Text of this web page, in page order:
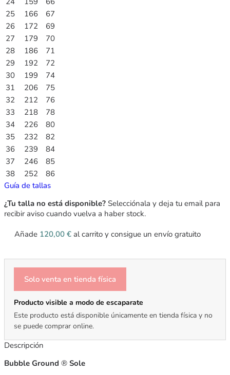
25
166
67
26
172
69
27
179
70
28
186
71
29
192
72
30
199
74
31
206
75
32
212
76
33
218
78
34
226
80
35
232
82
36
239
84
37
246
85
38
252
86
Guía de tallas
¿Tu talla no está disponible? Selecciónala y deja tu email para
recibir aviso cuando vuelva a haber stock.
Añade 120,00 € al carrito y consigue un envío gratuito
Solo venta en tienda física
Producto visible a modo de escaparate
Este producto está disponible únicamente en tienda física y no
se puede comprar online.
Descripción
Bubble Ground ® Sole